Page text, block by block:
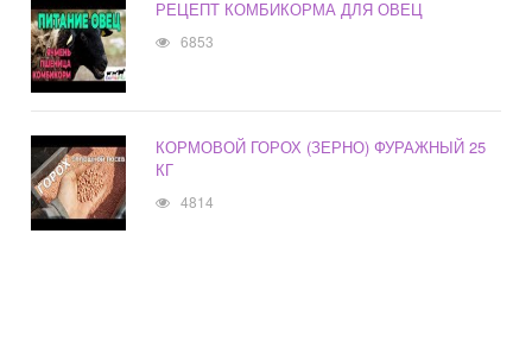
РЕЦЕПТ КОМБИКОРМА ДЛЯ ОВЕЦ
6853
КОРМОВОЙ ГОРОХ (ЗЕРНО) ФУРАЖНЫЙ 25
КГ
4814